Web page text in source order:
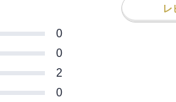
レ
0
0
2
0